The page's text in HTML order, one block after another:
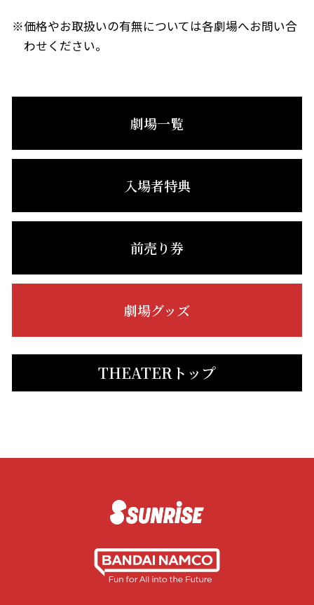
※価格やお取扱いの有無については各劇場へお問い合
わせください。
劇場一覧
入場者特典
前売り券
劇場グッズ
THEATERトップ